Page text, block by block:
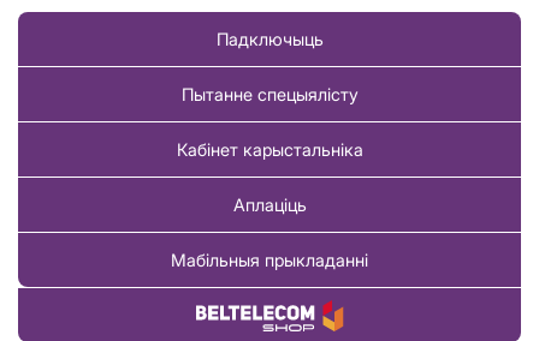
Падключыць
Пытанне спецыялісту
Кабінет карыстальніка
Аплаціць
Мабільныя прыкладанні
Купіць тавар